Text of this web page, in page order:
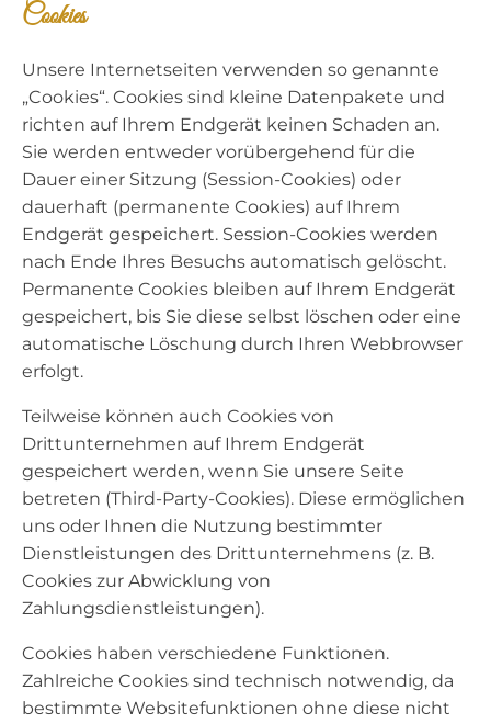
Cookies
Unsere Internetseiten verwenden so genannte
„Cookies“. Cookies sind kleine Datenpakete und
richten auf Ihrem Endgerät keinen Schaden an.
Sie werden entweder vorübergehend für die
Dauer einer Sitzung (Session-Cookies) oder
dauerhaft (permanente Cookies) auf Ihrem
Endgerät gespeichert. Session-Cookies werden
nach Ende Ihres Besuchs automatisch gelöscht.
Permanente Cookies bleiben auf Ihrem Endgerät
gespeichert, bis Sie diese selbst löschen oder eine
automatische Löschung durch Ihren Webbrowser
erfolgt.
Teilweise können auch Cookies von
Drittunternehmen auf Ihrem Endgerät
gespeichert werden, wenn Sie unsere Seite
betreten (Third-Party-Cookies). Diese ermöglichen
uns oder Ihnen die Nutzung bestimmter
Dienstleistungen des Drittunternehmens (z. B.
Cookies zur Abwicklung von
Zahlungsdienstleistungen).
Cookies haben verschiedene Funktionen.
Zahlreiche Cookies sind technisch notwendig, da
bestimmte Websitefunktionen ohne diese nicht